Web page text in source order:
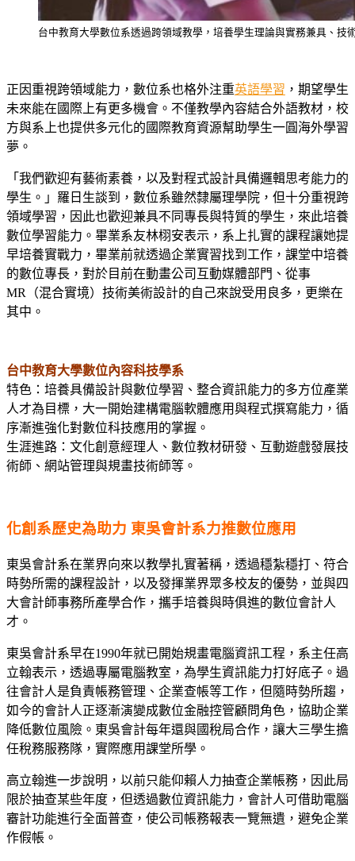
台中教育大學數位系透過跨領域教學，培養學生理論與實務兼具、
正因重視跨領域能力，數位系也格外注重英語學習 ，期望學生
未來能在國際上有更多機會。不僅教學內容結合外語教材，校
方與系上也提供多元化的國際教育資源幫助學生一圓海外學習
夢。
「我們歡迎有藝術素養，以及對程式設計具備邏輯思考能力的
學生。」羅日生談到，數位系雖然隸屬理學院，但十分重視跨
領域學習，因此也歡迎兼具不同專長與特質的學生，來此培養
數位學習能力。畢業系友林栩安表示，系上扎實的課程讓她提
早培養實戰力，畢業前就透過企業實習找到工作，課堂中培養
的數位專長，對於目前在動畫公司互動媒體部門、從事
MR（混合實境）技術美術設計的自己來說受用良多，更樂在
其中。
台中教育大學數位內容科技學系
特色：培養具備設計與數位學習、整合資訊能力的多方位產業
人才為目標，大一開始建構電腦軟體應用與程式撰寫能力，循
序漸進強化對數位科技應用的掌握。
生涯進路：文化創意經理人、數位教材研發、互動遊戲發展技
術師、網站管理與規畫技術師等。
化創系歷史為助力 東吳會計系力推數位應用
東吳會計系在業界向來以教學扎實著稱，透過穩紮穩打、符合
時勢所需的課程設計，以及發揮業界眾多校友的優勢，並與四
大會計師事務所產學合作，攜手培養與時俱進的數位會計人
才。
東吳會計系早在1990年就已開始規畫電腦資訊工程，系主任高
立翰表示，透過專屬電腦教室，為學生資訊能力打好底子。過
往會計人是負責帳務管理、企業查帳等工作，但隨時勢所趨，
如今的會計人正逐漸演變成數位金融控管顧問角色，協助企業
降低數位風險。東吳會計每年還與國稅局合作，讓大三學生擔
任稅務服務隊，實際應用課堂所學。
高立翰進一步說明，以前只能仰賴人力抽查企業帳務，因此局
限於抽查某些年度，但透過數位資訊能力，會計人可借助電腦
審計功能進行全面普查，使公司帳務報表一覽無遺，避免企業
作假帳。